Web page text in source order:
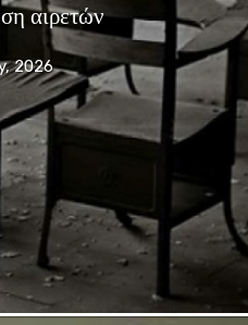
αιρετών
2026